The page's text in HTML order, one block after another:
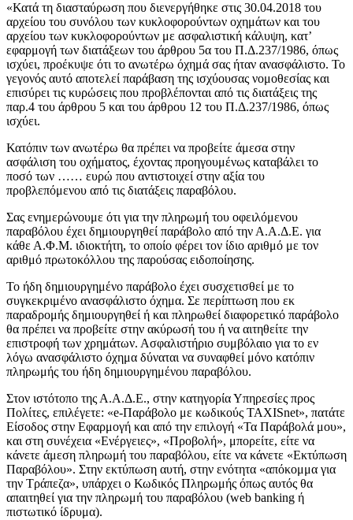
«Κατά τη διασταύρωση που διενεργήθηκε στις 30.04.2018 του
αρχείου του συνόλου των κυκλοφορούντων οχημάτων και του
αρχείου των κυκλοφορούντων με ασφαλιστική κάλυψη, κατ’
εφαρμογή των διατάξεων του άρθρου 5α του Π.Δ.237/1986, όπως
ισχύει, προέκυψε ότι το ανωτέρω όχημά σας ήταν ανασφάλιστο. Το
γεγονός αυτό αποτελεί παράβαση της ισχύουσας νομοθεσίας και
επισύρει τις κυρώσεις που προβλέπονται από τις διατάξεις της
παρ.4 του άρθρου 5 και του άρθρου 12 του Π.Δ.237/1986, όπως
ισχύει.
Κατόπιν των ανωτέρω θα πρέπει να προβείτε άμεσα στην
ασφάλιση του οχήματος, έχοντας προηγουμένως καταβάλει το
ποσό των …… ευρώ που αντιστοιχεί στην αξία του
προβλεπόμενου από τις διατάξεις παραβόλου.
Σας ενημερώνουμε ότι για την πληρωμή του οφειλόμενου
παραβόλου έχει δημιουργηθεί παράβολο από την Α.Α.Δ.Ε. για
κάθε Α.Φ.Μ. ιδιοκτήτη, το οποίο φέρει τον ίδιο αριθμό με τον
αριθμό πρωτοκόλλου της παρούσας ειδοποίησης.
Το ήδη δημιουργημένο παράβολο έχει συσχετισθεί με το
συγκεκριμένο ανασφάλιστο όχημα. Σε περίπτωση που εκ
παραδρομής δημιουργηθεί ή και πληρωθεί διαφορετικό παράβολο
θα πρέπει να προβείτε στην ακύρωσή του ή να αιτηθείτε την
επιστροφή των χρημάτων. Ασφαλιστήριο συμβόλαιο για το εν
λόγω ανασφάλιστο όχημα δύναται να συναφθεί μόνο κατόπιν
πληρωμής του ήδη δημιουργημένου παραβόλου.
Στον ιστότοπο της Α.Α.Δ.Ε., στην κατηγορία Υπηρεσίες προς
Πολίτες, επιλέγετε: «e-Παράβολο με κωδικούς TAXISnet», πατάτε
Είσοδος στην Εφαρμογή και από την επιλογή «Τα Παράβολά μου»,
και στη συνέχεια «Ενέργειες», «Προβολή», μπορείτε, είτε να
κάνετε άμεση πληρωμή του παραβόλου, είτε να κάνετε «Εκτύπωση
Παραβόλου». Στην εκτύπωση αυτή, στην ενότητα «απόκομμα για
την Τράπεζα», υπάρχει ο Κωδικός Πληρωμής όπως αυτός θα
απαιτηθεί για την πληρωμή του παραβόλου (web banking ή
πιστωτικό ίδρυμα).